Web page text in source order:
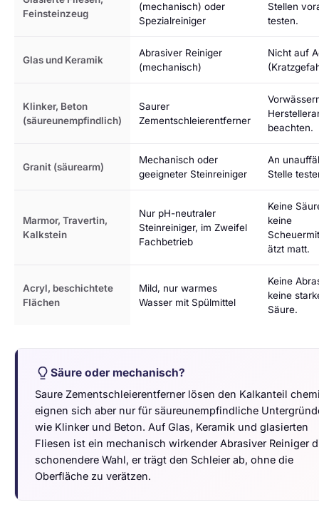
Feinsteinzeug
(mechanisch) oder
Spezialreiniger
Stellen
testen.
Glas und Keramik
Abrasiver Reiniger
(mechanisch)
Nicht auf
Klinker, Beton
(säureunempfindlich)
Saurer
Zementschleierentferner
beachten.
Granit (säurearm)
Mechanisch oder
geeigneter Steinreiniger
An
Stelle
Marmor, Travertin,
Kalkstein
Nur pH-neutraler
Steinreiniger, im Zweifel
Fachbetrieb
Keine
keine
ätzt matt.
Acryl, beschichtete
Flächen
Mild, nur warmes
Wasser mit Spülmittel
Keine
keine
Säure.
Säure oder mechanisch?
Saure Zementschleierentferner lösen den Kalkanteil
eignen sich aber nur für säureunempfindliche
wie Klinker und Beton. Auf Glas, Keramik und glasierten
Fliesen ist ein mechanisch wirkender Abrasiver Reiniger
schonendere Wahl, er trägt den Schleier ab, ohne die
Oberfläche zu verätzen.